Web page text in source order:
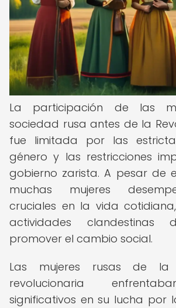
La participación de las
sociedad rusa antes de la
fue limitada por las
género y las restricciones
gobierno zarista. A pesar de
muchas mujeres
cruciales en la vida
actividades clandestinas
promover el cambio social.
Las mujeres rusas de
revolucionaria
significativos en su lucha por